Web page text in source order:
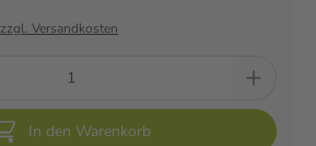
Versandkosten
In den Warenkorb